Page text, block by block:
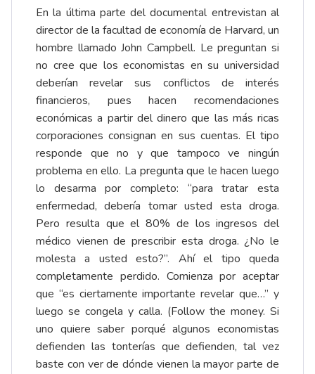
En la última parte del documental entrevistan al
director de la facultad de economía de Harvard, un
hombre llamado John Campbell. Le preguntan si
no cree que los economistas en su universidad
deberían revelar sus conflictos de interés
financieros, pues hacen recomendaciones
económicas a partir del dinero que las más ricas
corporaciones consignan en sus cuentas. El tipo
responde que no y que tampoco ve ningún
problema en ello. La pregunta que le hacen luego
lo desarma por completo: “para tratar esta
enfermedad, debería tomar usted esta droga.
Pero resulta que el 80% de los ingresos del
médico vienen de prescribir esta droga. ¿No le
molesta a usted esto?”. Ahí el tipo queda
completamente perdido. Comienza por aceptar
que “es ciertamente importante revelar que…” y
luego se congela y calla. (Follow the money. Si
uno quiere saber porqué algunos economistas
defienden las tonterías que defienden, tal vez
baste con ver de dónde vienen la mayor parte de